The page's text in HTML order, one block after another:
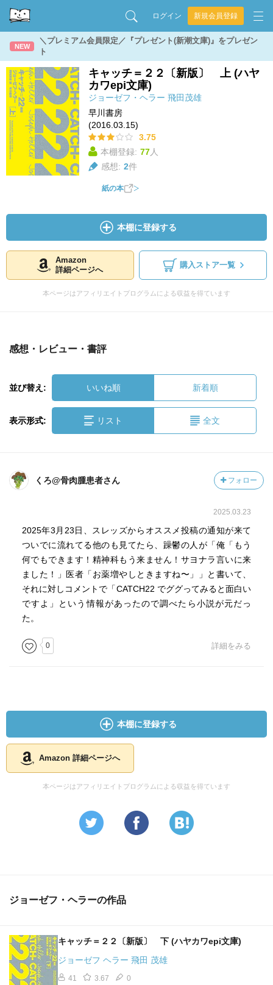
ログイン 新規会員登録
NEW
＼プレミアム会員限定／『プレゼント(新潮文庫)』をプレゼン
ト
キャッチ＝２２〔新版〕 上 (ハヤ
カワepi文庫)
ジョーゼフ・ヘラー 飛田茂雄
早川書房
(2016.03.15)
3.75
本棚登録: 77人
感想: 2件
紙の本
本棚に登録する
Amazon
詳細ページへ
購入ストア一覧
本ページはアフィリエイトプログラムによる収益を得ています
感想・レビュー・書評
並び替え: いいね順 新着順
表示形式: リスト 全文
くろ@骨肉腫患者さん フォロー
2025.03.23
2025年3月23日、スレッズからオススメ投稿の通知が来て
ついでに流れてる他のも見てたら、躁鬱の人が「俺「もう
何でもできます！精神科もう来ません！サヨナラ言いに来
ました！」医者「お薬増やしときますね〜」」と書いて、
それに対しコメントで「CATCH22 でググってみると面白い
ですよ」という情報があったので調べたら小説が元だっ
た。
0 詳細をみる
本棚に登録する
Amazon 詳細ページへ
本ページはアフィリエイトプログラムによる収益を得ています
ジョーゼフ・ヘラーの作品
キャッチ＝２２〔新版〕 下 (ハヤカワepi文庫)
ジョーゼフ ヘラー 飛田 茂雄
41 3.67 0